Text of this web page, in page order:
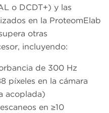
o DCDT+) y las
en la ProteomElab
otras
incluyendo:
de 300 Hz
píxeles en la cámara
acoplada)
en ≥10